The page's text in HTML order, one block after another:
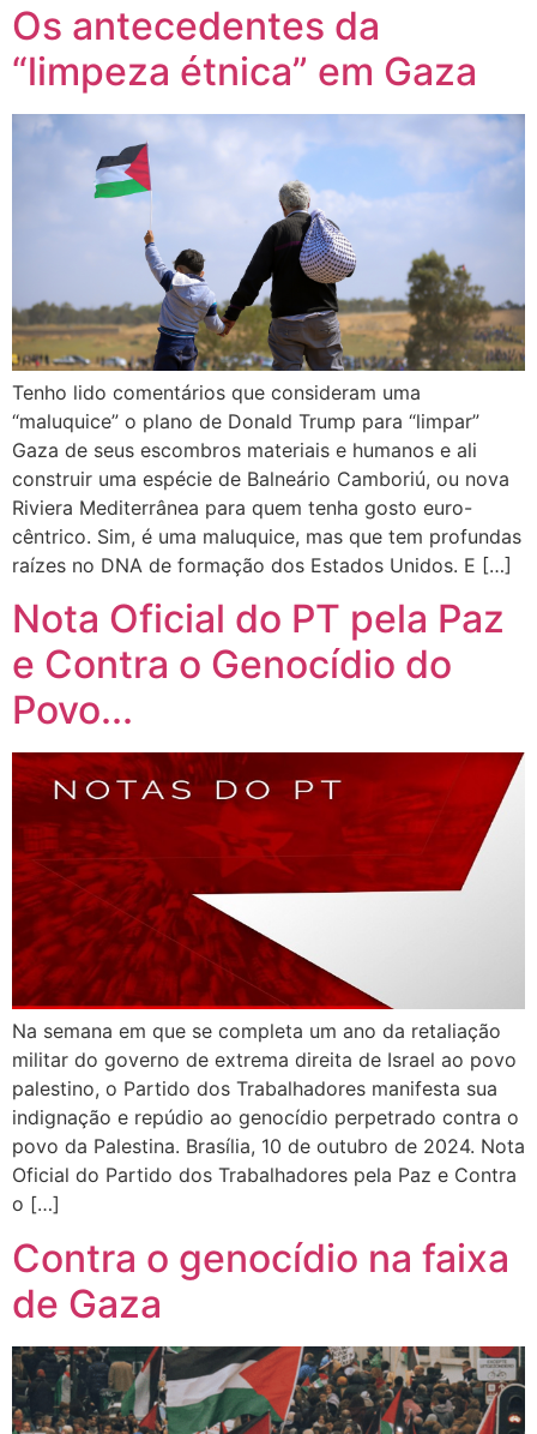
Os antecedentes da
“limpeza étnica” em Gaza
Tenho lido comentários que consideram uma
“maluquice” o plano de Donald Trump para “limpar”
Gaza de seus escombros materiais e humanos e ali
construir uma espécie de Balneário Camboriú, ou nova
Riviera Mediterrânea para quem tenha gosto euro-
cêntrico. Sim, é uma maluquice, mas que tem profundas
raízes no DNA de formação dos Estados Unidos. E […]
Nota Oficial do PT pela Paz
e Contra o Genocídio do
Povo...
Na semana em que se completa um ano da retaliação
militar do governo de extrema direita de Israel ao povo
palestino, o Partido dos Trabalhadores manifesta sua
indignação e repúdio ao genocídio perpetrado contra o
povo da Palestina. Brasília, 10 de outubro de 2024. Nota
Oficial do Partido dos Trabalhadores pela Paz e Contra
o […]
Contra o genocídio na faixa
de Gaza